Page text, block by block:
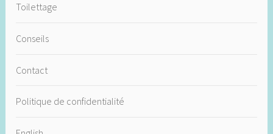
Toilettage
Conseils
Contact
Politique de confidentialité